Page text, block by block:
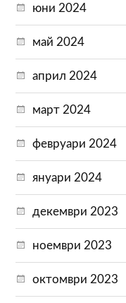
юни 2024
май 2024
април 2024
март 2024
февруари 2024
януари 2024
декември 2023
ноември 2023
октомври 2023